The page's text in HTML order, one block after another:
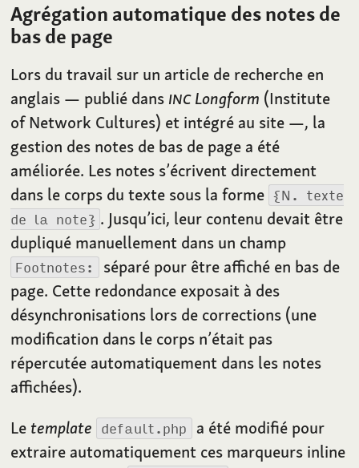
Agrégation automatique des notes de
bas de page
Lors du travail sur un article de recherche en
anglais — publié dans INCLongform (Institute
of Network Cultures) et intégré au site —, la
gestion des notes de bas de page a été
améliorée. Les notes s’écrivent directement
dans le corps du texte sous la forme {N. texte
de la note} . Jusqu’ici, leur contenu devait être
dupliqué manuellement dans un champ
Footnotes:
séparé pour être affiché en bas de
page. Cette redondance exposait à des
désynchronisations lors de corrections (une
modification dans le corps n’était pas
répercutée automatiquement dans les notes
affichées).
Le template default.php a été modifié pour
extraire automatiquement ces marqueurs inline